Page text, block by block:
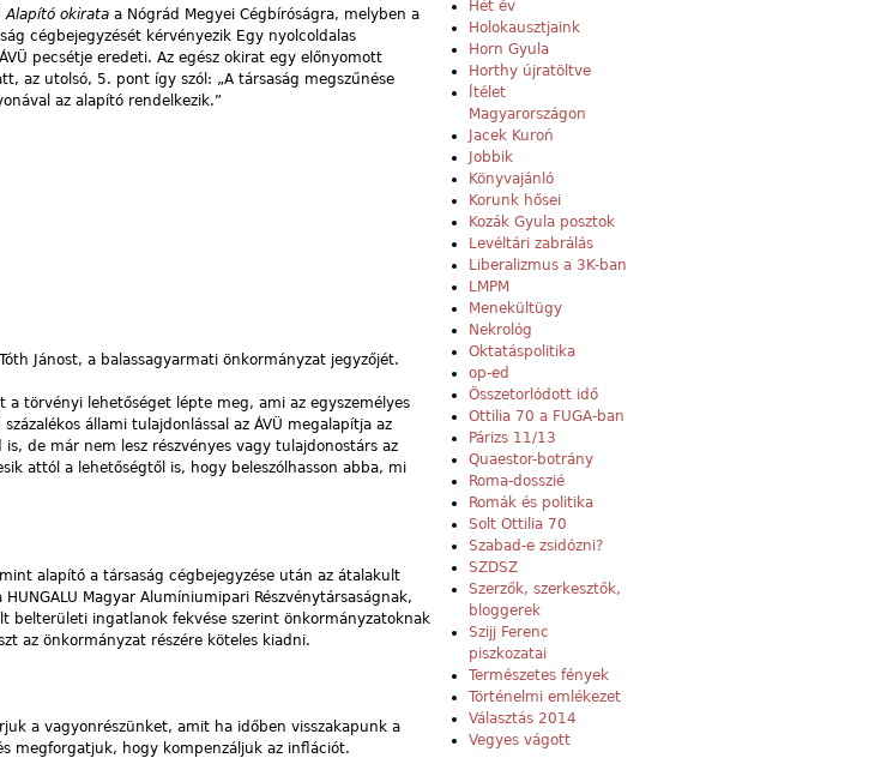
Alapító okirata a Nógrád Megyei Cégbíróságra, melyben a
cégbejegyzését kérvényezik Egy nyolcoldalas
pecsétje eredeti. Az egész okirat egy előnyomott
az utolsó, 5. pont így szól: „A társaság megszűnése
az alapító rendelkezik.”
Jánost, a balassagyarmati önkormányzat jegyzőjét.
törvényi lehetőséget lépte meg, ami az egyszemélyes
állami tulajdonlással az ÁVÜ megalapítja az
de már nem lesz részvényes vagy tulajdonostárs az
attól a lehetőségtől is, hogy beleszólhasson abba, mi
alapító a társaság cégbejegyzése után az átalakult
Magyar Alumíniumipari Részvénytársaságnak,
belterületi ingatlanok fekvése szerint önkormányzatoknak
az önkormányzat részére köteles kiadni.
a vagyonrészünket, amit ha időben visszakapunk a
megforgatjuk, hogy kompenzáljuk az inflációt.
Hét év
Holokausztjaink
Horn Gyula
Horthy újratöltve
Ítélet
Magyarországon
Jacek Kuroń
Jobbik
Könyvajánló
Korunk hősei
Kozák Gyula posztok
Levéltári zabrálás
Liberalizmus a 3K-ban
LMPM
Menekültügy
Nekrológ
Oktatáspolitika
op-ed
Összetorlódott idő
Ottilia 70 a FUGA-ban
Párizs 11/13
Quaestor-botrány
Roma-dosszié
Romák és politika
Solt Ottilia 70
Szabad-e zsidózni?
SZDSZ
Szerzők, szerkesztők,
bloggerek
Szijj Ferenc
piszkozatai
Természetes fények
Történelmi emlékezet
Választás 2014
Vegyes vágott